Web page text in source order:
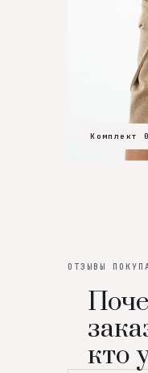
Комплект
Комплект
ОТЗЫВЫ
кто